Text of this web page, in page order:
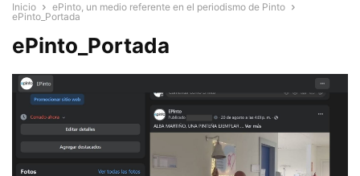
Inicio
ePinto, un medio referente en el periodismo de Pinto
ePinto_Portada
ePinto_Portada